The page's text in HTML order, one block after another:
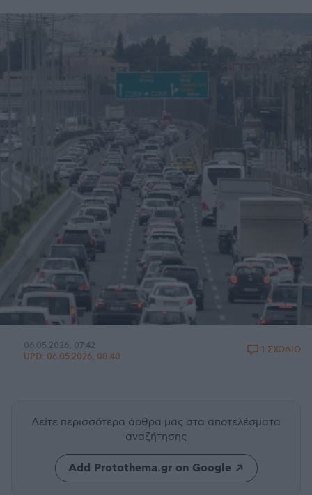
06.05.2026, 07:42
UPD: 06.05.2026, 08:40
1 ΣΧΟΛΙΟ
Δείτε περισσότερα άρθρα μας στα αποτελέσματα
αναζήτησης
Add Protothema.gr on Google